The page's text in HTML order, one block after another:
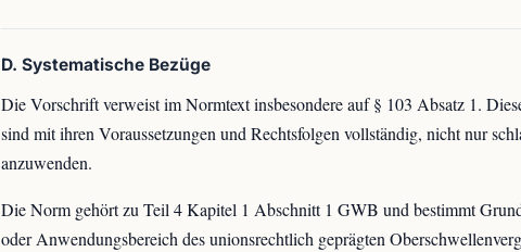
D. Systematische Bezüge
Die Vorschrift verweist im Normtext insbesondere auf § 103 Absatz 1.
sind mit ihren Voraussetzungen und Rechtsfolgen vollständig, nicht nur
anzuwenden.
Die Norm gehört zu Teil 4 Kapitel 1 Abschnitt 1 GWB und bestimmt
oder Anwendungsbereich des unionsrechtlich geprägten